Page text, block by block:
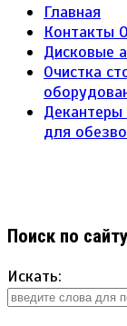
Главная
Контакты
Дисковые
Очистка
для
Поиск по сайту
Искать: